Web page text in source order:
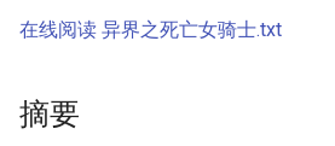
索
在线阅读 异界之死亡女骑士.txt
摘要